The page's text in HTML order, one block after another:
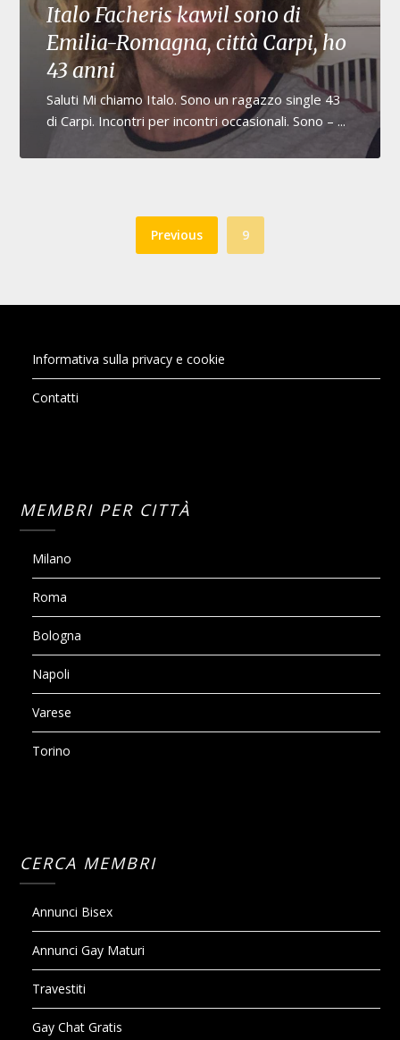
Italo Facheris kawil sono di
Emilia-Romagna, città Carpi, ho
43 anni
Saluti Mi chiamo Italo. Sono un ragazzo single 43
di Carpi. Incontri per incontri occasionali. Sono – ...
Previous 9
Informativa sulla privacy e cookie
Contatti
MEMBRI PER CITTÀ
Milano
Roma
Bologna
Napoli
Varese
Torino
CERCA MEMBRI
Annunci Bisex
Annunci Gay Maturi
Travestiti
Gay Chat Gratis